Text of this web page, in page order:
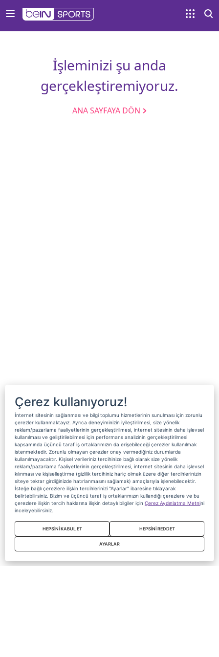
İşleminizi şu anda
gerçekleştiremiyoruz.
ANA SAYFAYA DÖN
Çerez kullanıyoruz!
İnternet sitesinin sağlanması ve bilgi toplumu hizmetlerinin sunulması için zorunlu
çerezler kullanmaktayız. Ayrıca deneyiminizin iyileştirilmesi, size yönelik
reklam/pazarlama faaliyetlerinin gerçekleştirilmesi, internet sitesinin daha işlevsel
kullanılması ve geliştirilebilmesi için performans analizinin gerçekleştirilmesi
kapsamında üçüncü taraf iş ortaklarımızın da erişebileceği çerezler kullanılmak
istenmektedir. Zorunlu olmayan çerezler onay vermediğiniz durumlarda
kullanılmayacaktır. Kişisel verileriniz tercihinize bağlı olarak size yönelik
reklam/pazarlama faaliyetlerinin gerçekleştirilmesi, internet sitesinin daha işlevsel
kılınması ve kişiselleştirme (gizlilik tercihiniz hariç olmak üzere diğer tercihlerinizin
siteye tekrar girdiğinizde hatırlanmasını sağlamak) amaçlarıyla işlenebilecektir.
İsteğe bağlı çerezlere ilişkin tercihlerinizi “Ayarlar” ibaresine tıklayarak
belirtebilirsiniz. Bizim ve üçüncü taraf iş ortaklarımızın kullandığı çerezlere ve bu
çerezlere ilişkin tercih haklarına ilişkin detaylı bilgiler için Çerez Aydınlatma Metnini
inceleyebilirsiniz.
HEPSİNİ KABUL ET HEPSİNİ REDDET
AYARLAR